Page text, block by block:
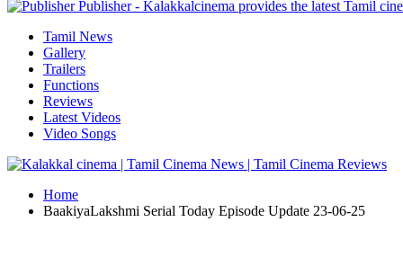
Publisher - Kalakkalcinema provides the latest Tamil
Tamil News
Gallery
Trailers
Functions
Reviews
Latest Videos
Video Songs
Home
BaakiyaLakshmi Serial Today Episode Update 23-06-25